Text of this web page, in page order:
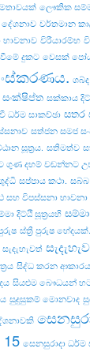
ලෞකික
වර්තමාන
භාවනාව විරීයාරම්භ
දුකට වෙසක්
සංක්ෂිප්ත සක්කාය
ධර්ම සාකච්ඡා සතර
සත්ජන සමජ
සූත්‍රය. සතිමත්ව
ගුණ දහම් වඩන්නට
සප්පාය කථා. සබ්බ
සහ විපස්සනා භාවනා
දිට්ඨි සූත්‍රයහි
ස්ත්‍රී පුරුෂ භේදයක්.
සැදැහැවත්
සිද්ධ කරන ආකාරය
සියළුම බෞධයන්
සුදුසුකම් මොනවාද
සෙනසුරාදා ධර්ම